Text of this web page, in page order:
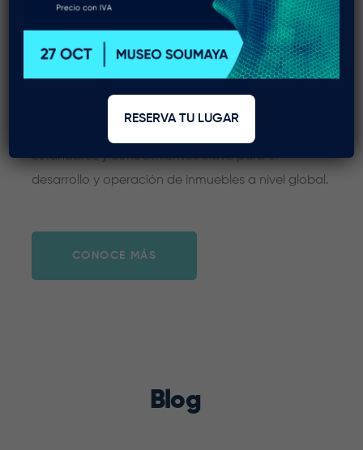
BOMA (Building Owners and Managers Association)
estándares y conocimientos clave para el
desarrollo y operación de inmuebles a nivel global.
CONOCE MÁS
Blog
RESERVA TU LUGAR